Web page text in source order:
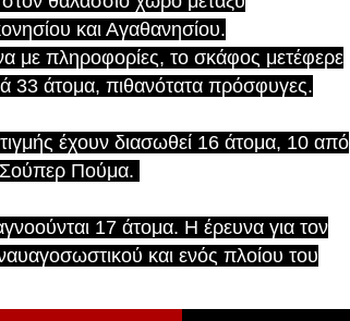
και Αγαθανησίου.
με πληροφορίες, το σκάφος μετέφερε
33 άτομα, πιθανότατα πρόσφυγες.
έχουν διασωθεί 16 άτομα, 10 από
Σούπερ Πούμα.
17 άτομα. Η έρευνα για τον
και ενός πλοίου του